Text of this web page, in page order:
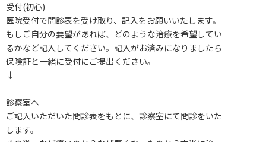
受付(初心)
医院受付で問診表を受け取り、記入をお願いいたします。
もしご自分の要望があれば、どのような治療を希望してい
るかなど記入してください。記入がお済みになりましたら
保険証と一緒に受付にご提出ください。
↓
診察室へ
ご記入いただいた問診表をもとに、診察室にて問診をいた
します。